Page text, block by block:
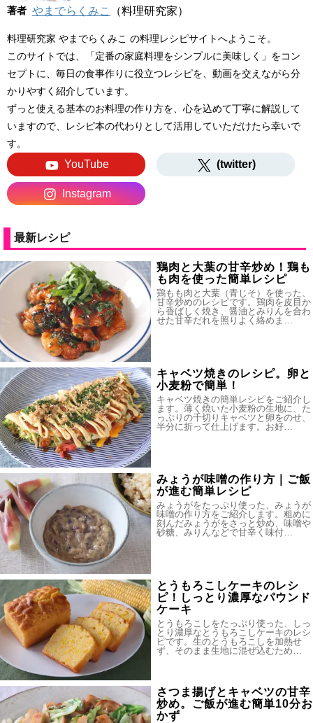
著者 やまでらくみこ （料理研究家）
料理研究家 やまでらくみこ の料理レシピサイトへようこそ。
このサイトでは、「定番の家庭料理をシンプルに美味しく」をコン
セプトに、毎日の食事作りに役立つレシピを、動画を交えながら分
かりやすく紹介しています。
ずっと使える基本のお料理の作り方を、心を込めて丁寧に解説して
いますので、レシピ本の代わりとして活用していただけたら幸いで
す。
YouTube (twitter)
Instagram
最新レシピ
鶏肉と大葉の甘辛炒め！鶏も
も肉を使った簡単レシピ
鶏もも肉と大葉（青じそ）を使った、
甘辛炒めのレシピです。鶏肉を皮目か
ら香ばしく焼き、醤油とみりんを合わ
せた甘辛だれを照りよく絡めま…
キャベツ焼きのレシピ。卵と
小麦粉で簡単！
キャベツ焼きの簡単レシピをご紹介し
ます。薄く焼いた小麦粉の生地に、た
っぷりの千切りキャベツと卵をのせ、
半分に折って仕上げます。お好…
みょうが味噌の作り方｜ご飯
が進む簡単レシピ
みょうがをたっぷり使った、みょうが
味噌の作り方をご紹介します。粗めに
刻んだみょうがをさっと炒め、味噌や
砂糖、みりんなどで甘辛く味付…
とうもろこしケーキのレシ
ピ！しっとり濃厚なパウンド
ケーキ
とうもろこしをたっぷり使った、しっ
とり濃厚なとうもろこしケーキのレシ
ピです。生のとうもろこしを加熱せ
ず、そのまま生地に混ぜ込むため…
さつま揚げとキャベツの甘辛
炒め。ご飯が進む簡単10分お
かず